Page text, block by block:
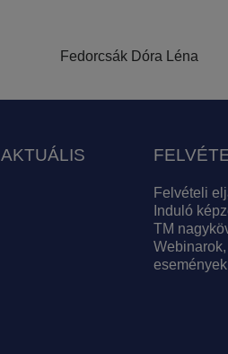
Fedorcsák Dóra Léna
AKTUÁLIS
Felvételi
Induló
TM
események